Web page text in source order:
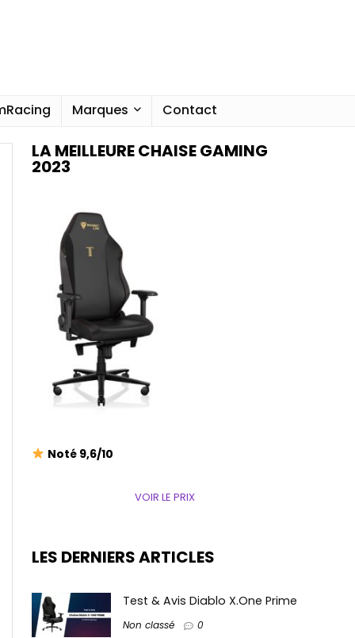
Marques Contact
LA MEILLEURE CHAISE GAMING
2023
Noté 9,6/10
VOIR LE PRIX
LES DERNIERS ARTICLES
Test & Avis Diablo X.One Prime
Non classé 0